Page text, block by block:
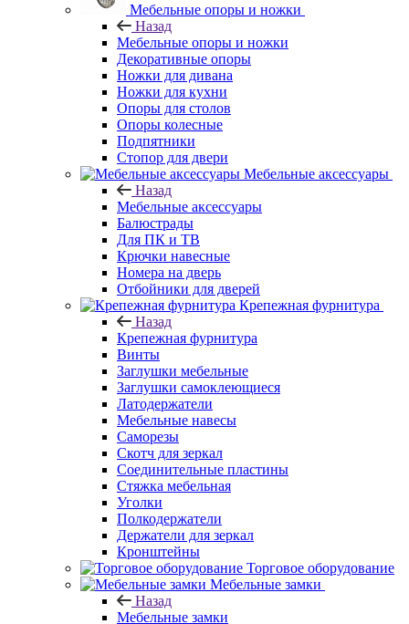
Мебельные опоры и ножки
Назад
Мебельные опоры и ножки
Декоративные опоры
Ножки для дивана
Ножки для кухни
Опоры для столов
Опоры колесные
Подпятники
Стопор для двери
Мебельные аксессуары
Назад
Мебельные аксессуары
Балюстрады
Для ПК и ТВ
Крючки навесные
Номера на дверь
Отбойники для дверей
Крепежная фурнитура
Назад
Крепежная фурнитура
Винты
Заглушки мебельные
Заглушки самоклеющиеся
Латодержатели
Мебельные навесы
Саморезы
Скотч для зеркал
Соединительные пластины
Стяжка мебельная
Уголки
Полкодержатели
Держатели для зеркал
Кронштейны
Торговое оборудование
Мебельные замки
Назад
Мебельные замки